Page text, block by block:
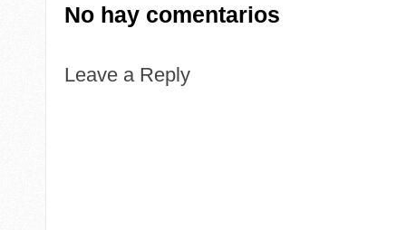
No hay comentarios
Leave a Reply